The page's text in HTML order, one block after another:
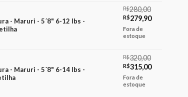
R$270,00.
- Maruri - 5´8" 6-12 lbs -
R$280,00
O
preço
original
R$280,00.
R$279,90O
Fora de
estoque
- Maruri - 5´8" 6-14 lbs -
R$320,00
O
preço
original
R$315,00O
Fora de
estoque